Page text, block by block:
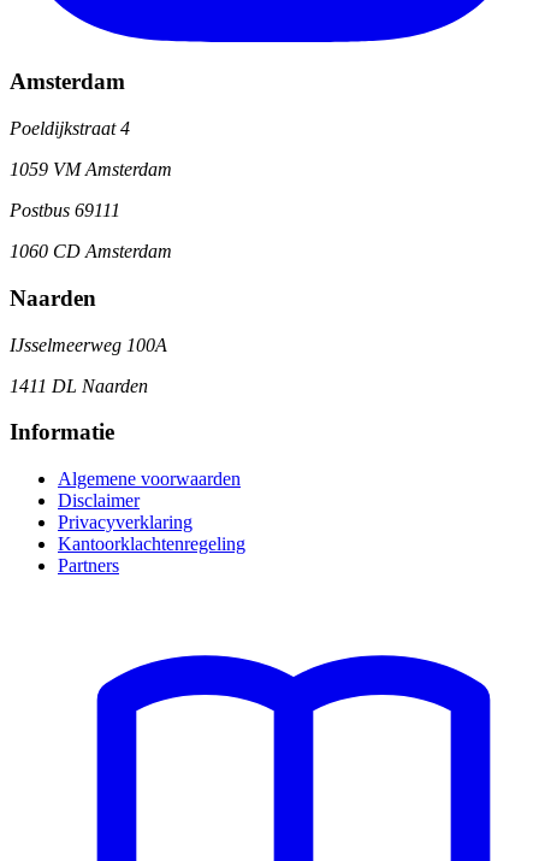
Amsterdam
Poeldijkstraat 4
1059 VM Amsterdam
Postbus 69111
1060 CD Amsterdam
Naarden
IJsselmeerweg 100A
1411 DL Naarden
Informatie
Algemene voorwaarden
Disclaimer
Privacyverklaring
Kantoorklachtenregeling
Partners